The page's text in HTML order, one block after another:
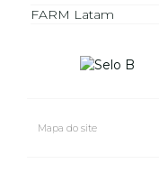
FARM Latam
Mapa do site